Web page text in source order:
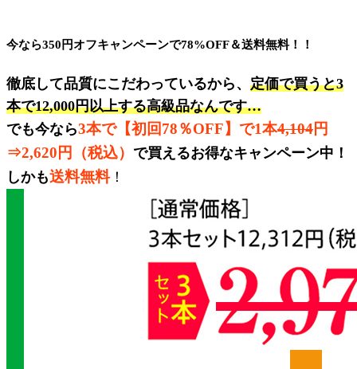
今なら350円オフキャンペーンで78%OFF＆送料無料！！
徹底して品質にこだわっているから、 定価で買うと3
本で12,000円以上する高級品なんです…
でも今なら3本で【初回78％OFF】で1本4,104円
⇒2,620円（税込） で買えるお得なキャンペーン中！
しかも送料無料！